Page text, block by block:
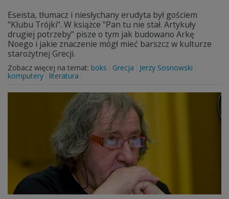
Eseista, tłumacz i niesłychany erudyta był gościem
"Klubu Trójki". W książce "Pan tu nie stał. Artykuły
drugiej potrzeby" pisze o tym jak budowano Arkę
Noego i jakie znaczenie mógł mieć barszcz w kulturze
starożytnej Grecji.
Zobacz więcej na temat: boks Grecja
Jerzy Sosnowski
komputery
literatura